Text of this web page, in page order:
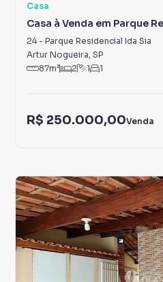
Casa
Casa à Venda em Parque
24- Parque Residencial Ida Sia
Artur Nogueira, SP
87m² 2 1 1
R$ 250.000,00Venda